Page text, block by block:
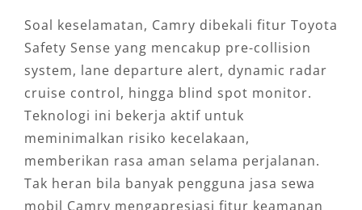
Soal keselamatan, Camry dibekali fitur Toyota
Safety Sense yang mencakup pre-collision
system, lane departure alert, dynamic radar
cruise control, hingga blind spot monitor.
Teknologi ini bekerja aktif untuk
meminimalkan risiko kecelakaan,
memberikan rasa aman selama perjalanan.
Tak heran bila banyak pengguna jasa sewa
mobil Camry mengapresiasi fitur keamanan